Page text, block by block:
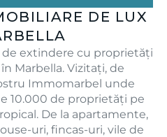
DE LUX
extindere cu proprietăți
Marbella. Vizitați, de
Immomarbel unde
10.000 de proprietăți pe
De la apartamente,
uri, fincas-uri, vile de